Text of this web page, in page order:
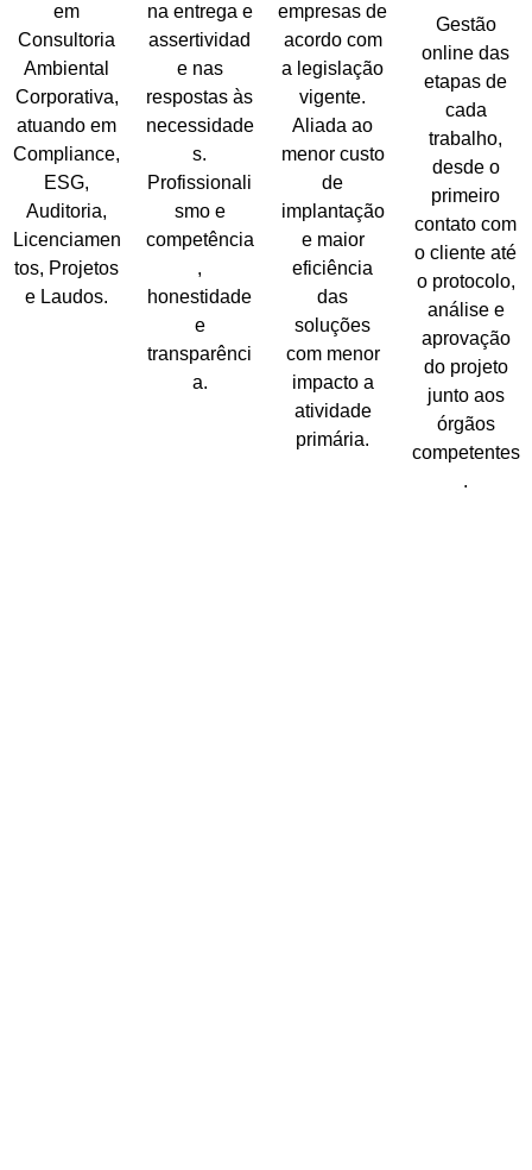
em
Consultoria
Ambiental
Corporativa,
atuando em
Compliance,
ESG,
Auditoria,
Licenciamen
tos, Projetos
e Laudos.
na entrega e
assertividad
e nas
respostas às
necessidade
s.
Profissionali
smo e
competência
,
honestidade
e
transparênci
a.
empresas de
acordo com
a legislação
vigente.
Aliada ao
menor custo
de
implantação
e maior
eficiência
das
soluções
com menor
impacto a
atividade
primária.
Gestão
online das
etapas de
cada
trabalho,
desde o
primeiro
contato com
o cliente até
o protocolo,
análise e
aprovação
do projeto
junto aos
órgãos
competentes
.